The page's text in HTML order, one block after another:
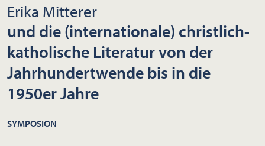
Erika Mitterer
und die (internationale) christlich-
katholische Literatur von der
Jahrhundertwende bis in die
1950er Jahre
SYMPOSION